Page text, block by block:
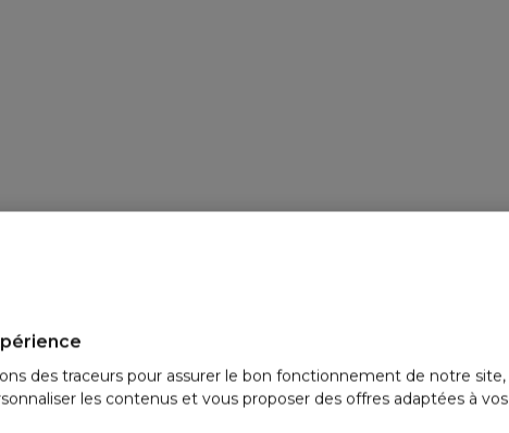
des traceurs pour assurer le bon fonctionnement de notre site,
les contenus et vous proposer des offres adaptées à vos